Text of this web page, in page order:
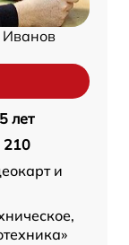
Иванов
5 лет
210
и